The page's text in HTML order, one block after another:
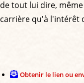
de tout lui dire,
carrière qu'à l'intérêt
Obtenir le lien ou